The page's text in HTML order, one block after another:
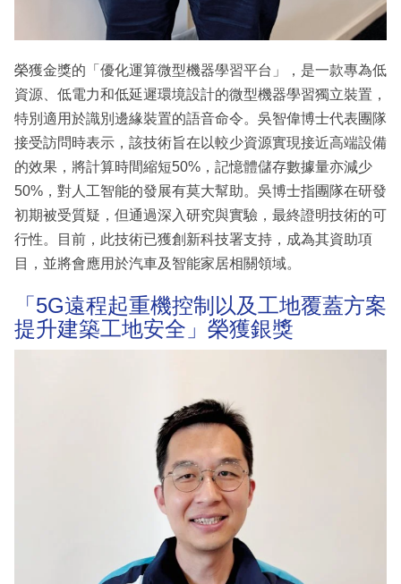
榮獲金獎的「優化運算微型機器學習平台」，是一款專為低
資源、低電力和低延遲環境設計的微型機器學習獨立裝置，
特別適用於識別邊緣裝置的語音命令。吳智偉博士代表團隊
接受訪問時表示，該技術旨在以較少資源實現接近高端設備
的效果，將計算時間縮短50%，記憶體儲存數據量亦減少
50%，對人工智能的發展有莫大幫助。吳博士指團隊在研發
初期被受質疑，但通過深入研究與實驗，最終證明技術的可
行性。目前，此技術已獲創新科技署支持，成為其資助項
目，並將會應用於汽車及智能家居相關領域。
「5G遠程起重機控制以及工地覆蓋方案
提升建築工地安全」榮獲銀獎